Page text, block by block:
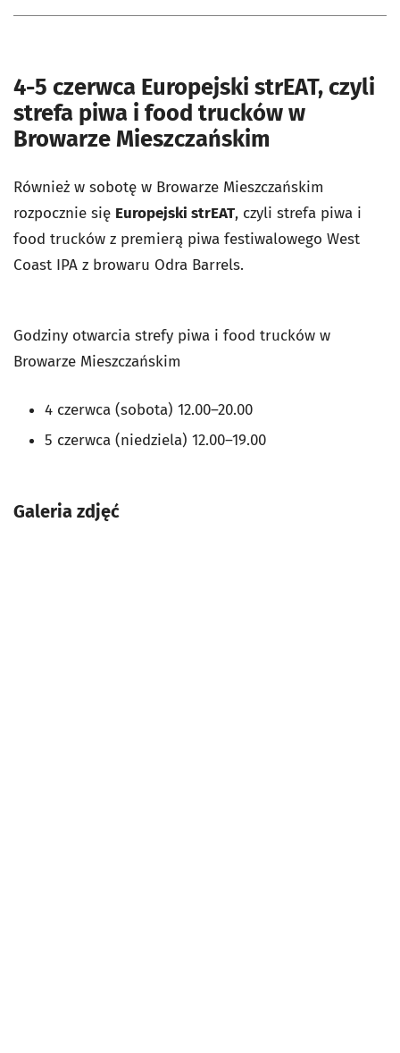
4-5 czerwca Europejski strEAT, czyli
strefa piwa i food trucków w
Browarze Mieszczańskim
Również w sobotę w Browarze Mieszczańskim
rozpocznie się Europejski strEAT, czyli strefa piwa i
food trucków z premierą piwa festiwalowego West
Coast IPA z browaru Odra Barrels.
Godziny otwarcia strefy piwa i food trucków w
Browarze Mieszczańskim
4 czerwca (sobota) 12.00–20.00
5 czerwca (niedziela) 12.00–19.00
Galeria zdjęć